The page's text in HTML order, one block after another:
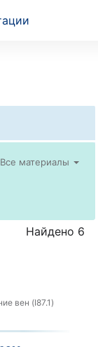
Все материалы
Найдено 6
вен (I87.1)